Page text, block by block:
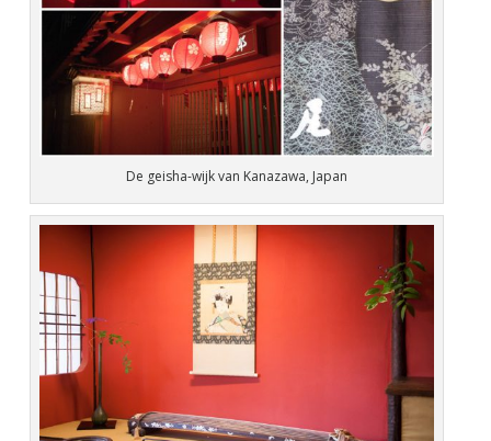
De geisha-wijk van Kanazawa, Japan